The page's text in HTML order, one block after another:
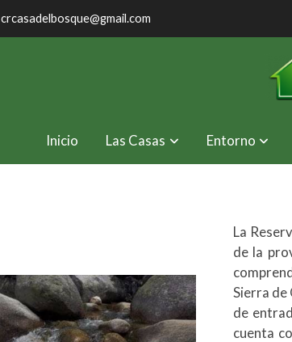
crcasadelbosque@gmail.com
Inicio Las Casas Entorno
La
de la
Sierra de
de
cuenta